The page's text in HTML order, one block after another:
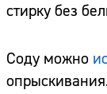
стирку без
Соду можно